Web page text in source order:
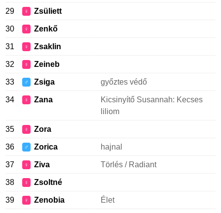
29 ♀ Zsüliett
30 ♀ Zenkő
31 ♀ Zsaklin
32 ♀ Zeineb
33 ♂ Zsiga győztes védő
34 ♀ Zana
Kicsinyítő Susannah: Kecses
liliom
35 ♀ Zora
36 ♂ Zorica hajnal
37 ♀ Ziva Törlés / Radiant
38 ♀ Zsoltné
39 ♀ Zenobia Élet